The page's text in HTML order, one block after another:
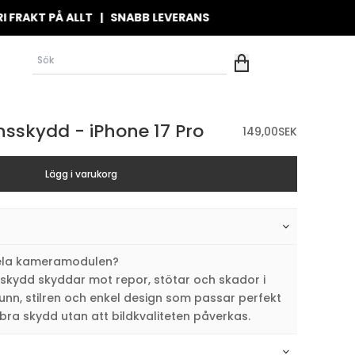
PÅ ALLT | SNABB LEVERANS
- iPhone 17 Pro 149,00SEK
Lägg i varukorg
kameramodulen?
skyddar mot repor, stötar och skador i
stilren och enkel design som passar perfekt
skydd utan att bildkvaliteten påverkas.